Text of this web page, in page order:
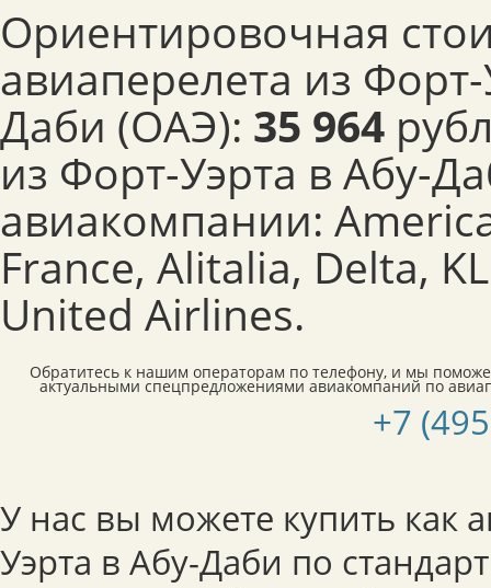
Ориентировочная
авиаперелета из
Даби (ОАЭ): 35 964
из Форт-Уэрта в Абу-
авиакомпании:
France, Alitalia, Delta,
United Airlines.
Обратитесь к нашим операторам по телефону, и мы
актуальными спецпредложениями авиакомпаний по
+7
У нас вы можете купить как
Уэрта в Абу-Даби по